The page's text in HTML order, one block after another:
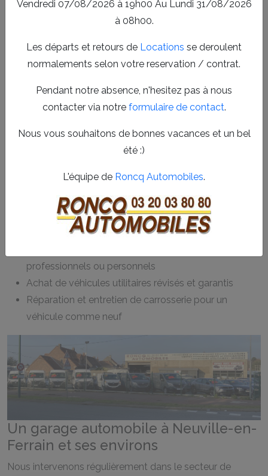
Vendredi 07/08/2026 à 19h00 Au Lundi 31/08/2026
à 08h00.
Les départs et retours de Locations se deroulent
normalements selon votre reservation / contrat.
Pendant notre absence, n'hesitez pas à nous
contacter via notre formulaire de contact.
Nous vous souhaitons de bonnes vacances et un bel
été :)
L'équipe de Roncq Automobiles.
sécurité et la longévité de votre voiture.
Neuville-en-Ferrain
Neuville-en-Ferrain, nous proposons une gamme
complète de prestations adaptées à votre véhicule.
voiture régulier, ainsi que la location et l’achat de voitures
utilitaires. Grâce à notre expertise, nous assurons un suivi
personnalisé et des interventions rapides pour vous
Diagnostic et réparation mécanique et électronique
Entretien courant : vidange, freinage, suspension
professionnels ou personnels
Achat de véhicules utilitaires révisés et garantis
Réparation et entretien de carrosserie pour un
véhicule comme neuf
Un garage automobile à Neuville-en-
Ferrain et ses environs
Nous intervenons régulièrement dans le secteur de